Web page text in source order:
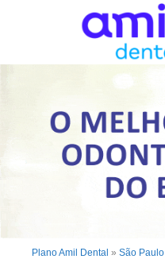
Plano Amil Dental » São Paulo